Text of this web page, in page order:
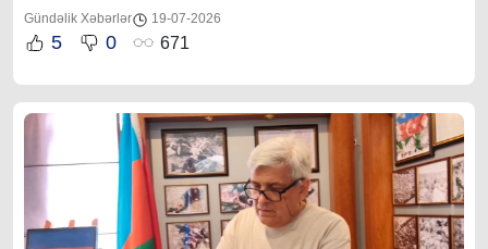
Gündəlik Xəbərlər 19-07-2026
5 0 671